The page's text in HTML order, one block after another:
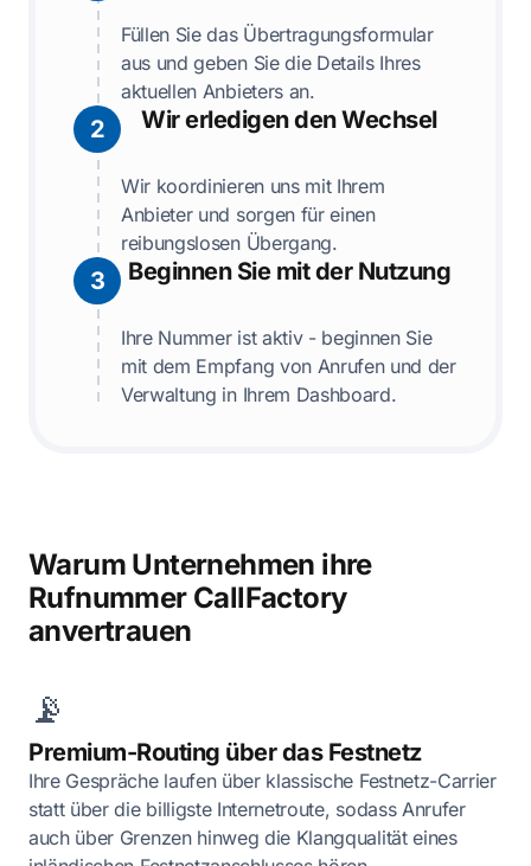
Füllen Sie das Übertragungsformular
aus und geben Sie die Details Ihres
aktuellen Anbieters an.
2 Wir erledigen den Wechsel
Wir koordinieren uns mit Ihrem
Anbieter und sorgen für einen
reibungslosen Übergang.
3 Beginnen Sie mit der Nutzung
Ihre Nummer ist aktiv - beginnen Sie
mit dem Empfang von Anrufen und der
Verwaltung in Ihrem Dashboard.
Warum Unternehmen ihre
Rufnummer CallFactory
anvertrauen
📡
Premium-Routing über das Festnetz
Ihre Gespräche laufen über klassische Festnetz-Carrier
statt über die billigste Internetroute, sodass Anrufer
auch über Grenzen hinweg die Klangqualität eines